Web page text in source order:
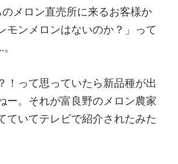
メロン直売所に来るお客様か
モンメロンはないのか？」って
！って思っていたら新品種が出
ー。それが富良野のメロン農家
ていてテレビで紹介されたみた